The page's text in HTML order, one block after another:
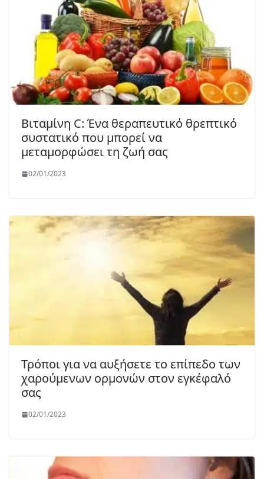
Βιταμίνη C: Ένα θεραπευτικό θρεπτικό
συστατικό που μπορεί να
μεταμορφώσει τη ζωή σας
02/01/2023
Τρόποι για να αυξήσετε το επίπεδο των
χαρούμενων ορμονών στον εγκέφαλό
σας
02/01/2023